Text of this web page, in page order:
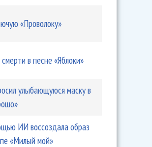
«Проволоку»
в песне «Яблоки»
улыбающуюся маску в
ИИ воссоздала образ
«Милый мой»